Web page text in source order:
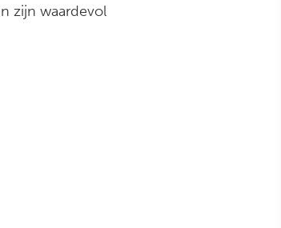
zijn waardevol